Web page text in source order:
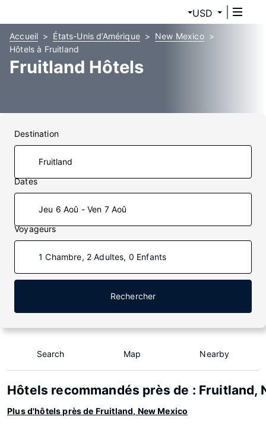
USD
Accueil États-Unis d’Amérique
New Mexico
Hôtels à Fruitland
Fruitland Hôtels
Destination
Dates
Jeu 6 Aoû - Ven 7 Aoû
Voyageurs
1 Chambre, 2 Adultes, 0 Enfants
Rechercher
Search Map Nearby
Hôtels recommandés près de : Fruitland,
Plus d'hôtels près de Fruitland, New Mexico